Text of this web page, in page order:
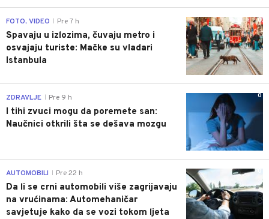
0
FOTO, VIDEO Pre 7 h
Spavaju u izlozima, čuvaju metro i
osvajaju turiste: Mačke su vladari
Istanbula
0
ZDRAVLJE Pre 9 h
I tihi zvuci mogu da poremete san:
Naučnici otkrili šta se dešava mozgu
AUTOMOBILI Pre 22 h
Da li se crni automobili više zagrijavaju
na vrućinama: Automehaničar
savjetuje kako da se vozi tokom ljeta